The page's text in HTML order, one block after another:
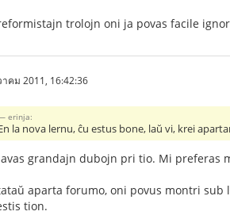
trolojn oni ja povas facile
าคม 2011, 16:42:36
erinja:
la nova lernu, ĉu estus bone, laŭ vi, krei
grandajn dubojn pri tio. Mi preferas
aparta forumo, oni povus montri sub
tion.